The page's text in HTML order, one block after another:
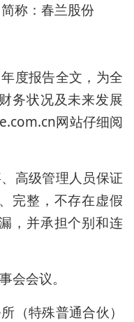
称：春兰股份
度报告全文，为全
务状况及未来发展
网站仔细阅
高级管理人员保证
完整，不存在虚假
，并承担个别和连
会会议。
（特殊普通合伙）